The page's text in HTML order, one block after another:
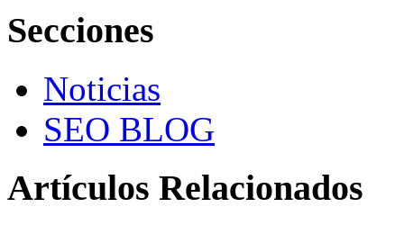
Secciones
Noticias
SEO BLOG
Artículos Relacionados